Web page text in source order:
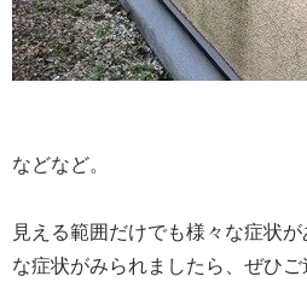
などなど。
見える範囲だけでも様々な症状
な症状がみられましたら、ぜひご